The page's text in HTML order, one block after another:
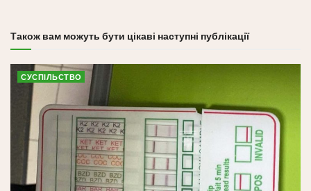
Також вам можуть бути цікаві наступні публікації
СУСПІЛЬСТВО